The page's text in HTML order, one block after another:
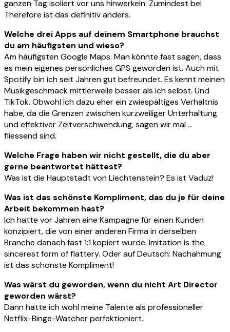
ganzen Tag isoliert vor uns hinwerkeln. Zumindest bei
Therefore ist das definitiv anders.
Welche drei Apps auf deinem Smartphone brauchst
du am häufigsten und wieso?
Am häufigsten Google Maps. Man könnte fast sagen, dass
es mein eigenes persönliches GPS geworden ist. Auch mit
Spotify bin ich seit Jahren gut befreundet. Es kennt meinen
Musikgeschmack mittlerweile besser als ich selbst. Und
TikTok. Obwohl ich dazu eher ein zwiespältiges Verhältnis
habe, da die Grenzen zwischen kurzweiliger Unterhaltung
und effektiver Zeitverschwendung, sagen wir mal …
fliessend sind.
Welche Frage haben wir nicht gestellt, die du aber
gerne beantwortet hättest?
Was ist die Hauptstadt von Liechtenstein? Es ist Vaduz!
Was ist das schönste Kompliment, das du je für deine
Arbeit bekommen hast?
Ich hatte vor Jahren eine Kampagne für einen Kunden
konzipiert, die von einer anderen Firma in derselben
Branche danach fast 1:1 kopiert wurde. Imitation is the
sincerest form of flattery. Oder auf Deutsch: Nachahmung
ist das schönste Kompliment!
Was wärst du geworden, wenn du nicht Art Director
geworden wärst?
Dann hätte ich wohl meine Talente als professioneller
Netflix-Binge-Watcher perfektioniert.